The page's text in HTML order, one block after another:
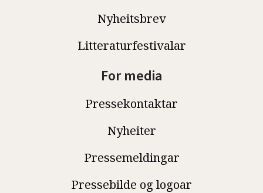
Nyheitsbrev
Litteraturfestivalar
For media
Pressekontaktar
Nyheiter
Pressemeldingar
Pressebilde og logoar